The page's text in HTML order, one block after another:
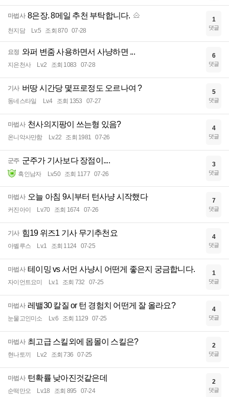
마법사 8은장. 8메일 추천 부탁합니다.
천지담 Lv.5 조회 870 07-28
1
댓글
요정 와퍼 변줌 사용하면서 사냥하면 ...
지은천사 Lv.2 조회 1083 07-28
6
댓글
기사 버땅 시간당 몇프로정도 오르나여 ?
동네스타일 Lv.4 조회 1353 07-27
5
댓글
마법사 천사의지팡이 쓰는형 있음?
온니악사만함 Lv.22 조회 1981 07-26
4
댓글
군주 군주가 기사보다 장점이....
흑인남자 Lv.50 조회 1177 07-26
3
댓글
마법사 오늘 아침 9시부터 턴사냥 시작했다
커진아이 Lv.70 조회 1674 07-26
7
댓글
기사 힘19 위즈1 기사 무기추천요
아벨루스 Lv.1 조회 1124 07-25
4
댓글
마법사 테이밍 vs 서먼 사냥시 어떤게 좋은지 궁금합니다.
자이언트요미 Lv.1 조회 732 07-25
1
댓글
마법사 레밸30 칼질 or 턴 경험치 어떤게 잘 올라요?
눈물고인미소 Lv.6 조회 1129 07-25
4
댓글
마법사 최고급 스킬외에 몹몰이 스킬은?
현나토끼 Lv.2 조회 736 07-25
2
댓글
마법사 턴확률 낮아진것같은데
순떡만오 Lv.18 조회 895 07-24
2
댓글